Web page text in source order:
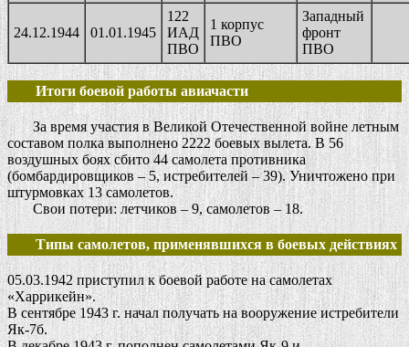
24.12.1944 01.01.1945
122
ИАД
ПВО
1 корпус
ПВО
Западный
фронт
ПВО
Итоги боевой работы авиачасти
За время участия в Великой Отечественной войне летным
составом полка выполнено 2222 боевых вылета. В 56
воздушных боях сбито 44 самолета противника
(бомбардировщиков – 5, истребителей – 39). Уничтожено при
штурмовках 13 самолетов.
Свои потери: летчиков – 9, самолетов – 18.
Типы самолетов, применявшихся в боевых действиях
05.03.1942 приступил к боевой работе на самолетах
«Харрикейн».
В сентябре 1943 г. начал получать на вооружение истребители
Як-7б.